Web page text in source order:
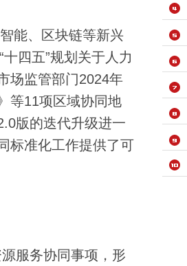
能、区块链等新兴
四五”规划关于人力
场监管部门2024年
等11项区域协同地
版的迭代升级进一
标准化工作提供了可
服务协同事项，形